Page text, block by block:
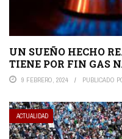
UN SUEÑO HECHO
TIENE POR FIN GAS
9 FEBRERO, 2024 PUBLICADO
ACTUALIDAD